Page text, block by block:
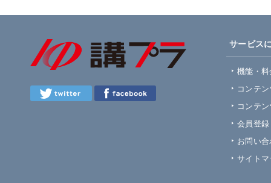
サービス
機能・
コンテ
コンテ
会員登録
お問い
サイトマ